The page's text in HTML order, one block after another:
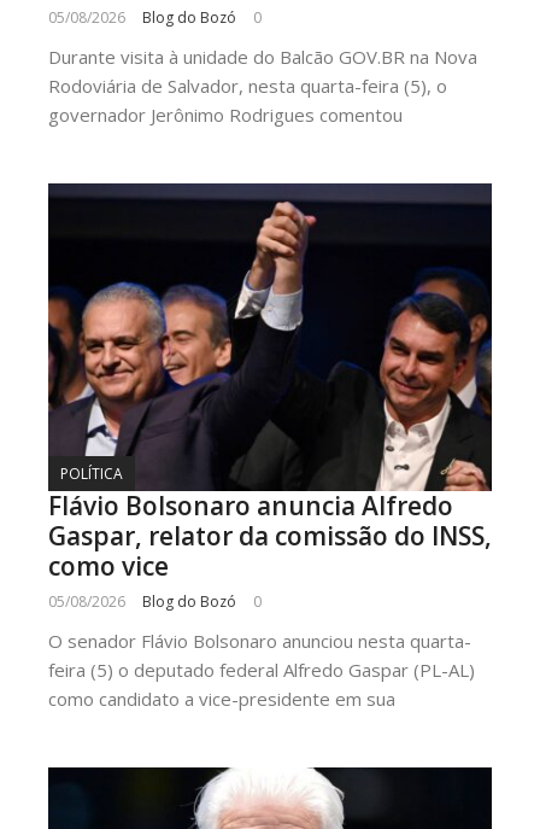
05/08/2026 Blog do Bozó 0
Durante visita à unidade do Balcão GOV.BR na Nova
Rodoviária de Salvador, nesta quarta-feira (5), o
governador Jerônimo Rodrigues comentou
POLÍTICA
Flávio Bolsonaro anuncia Alfredo
Gaspar, relator da comissão do INSS,
como vice
05/08/2026 Blog do Bozó 0
O senador Flávio Bolsonaro anunciou nesta quarta-
feira (5) o deputado federal Alfredo Gaspar (PL-AL)
como candidato a vice-presidente em sua